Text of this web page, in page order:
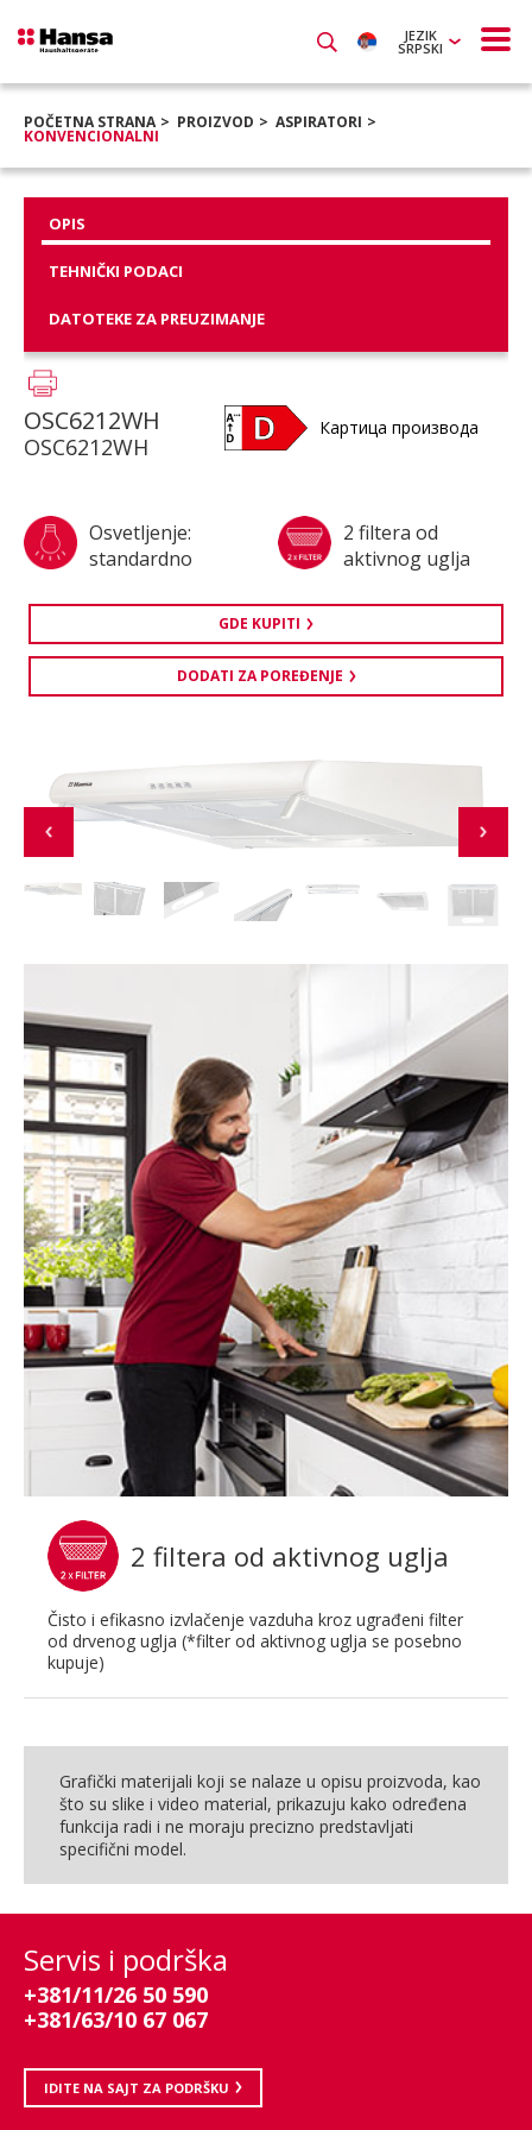
JEZIK
SRPSKI
POČETNA STRANA PROIZVOD ASPIRATORI
KONVENCIONALNI
2 filtera od aktivnog uglja
Čisto i efikasno izvlačenje vazduha kroz ugrađeni filter
od drvenog uglja (*filter od aktivnog uglja se posebno
kupuje)
Grafički materijali koji se nalaze u opisu proizvoda, kao
što su slike i video material, prikazuju kako određena
funkcija radi i ne moraju precizno predstavljati
specifični model.
OPIS
TEHNIČKI PODACI
DATOTEKE ZA PREUZIMANJE
OSC6212WH
OSC6212WH
Картица производа
Osvetljenje:
standardno
2 filtera od
aktivnog uglja
GDE KUPITI
DODATI ZA POREĐENJE
Servis i podrška
+381/11/26 50 590
+381/63/10 67 067
IDITE NA SAJT ZA PODRŠKU